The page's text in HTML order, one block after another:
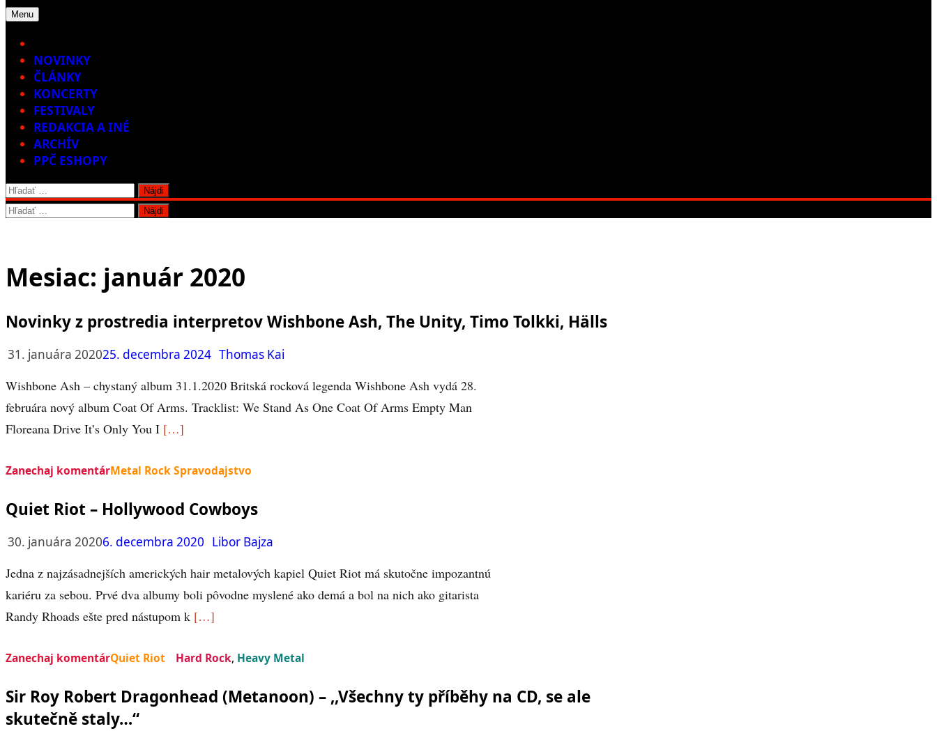
Menu
NOVINKY
ČLÁNKY
KONCERTY
FESTIVALY
REDAKCIA A INÉ
ARCHÍV
PPČ ESHOPY
Hľadať:
Hľadať:
Mesiac: január 2020
Novinky z prostredia interpretov Wishbone Ash, The Unity, Timo Tolkki, Hälls
31. januára 202025. decembra 2024 Thomas Kai
Wishbone Ash – chystaný album 31.1.2020 Britská rocková legenda Wishbone Ash vydá 28.
februára nový album Coat Of Arms. Tracklist: We Stand As One Coat Of Arms Empty Man
Floreana Drive It’s Only You I […]
Zanechaj komentárMetal Rock Spravodajstvo
Quiet Riot – Hollywood Cowboys
30. januára 20206. decembra 2020 Libor Bajza
Jedna z najzásadnejších amerických hair metalových kapiel Quiet Riot má skutočne impozantnú
kariéru za sebou. Prvé dva albumy boli pôvodne myslené ako demá a bol na nich ako gitarista
Randy Rhoads ešte pred nástupom k […]
Zanechaj komentárQuiet Riot Hard Rock, Heavy Metal
Sir Roy Robert Dragonhead (Metanoon) – ,,Všechny ty příběhy na CD, se ale
skutečně staly…“